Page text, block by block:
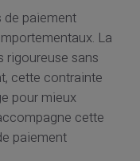
de paiement
La
rigoureuse sans
cette contrainte
pour mieux
cette
paiement